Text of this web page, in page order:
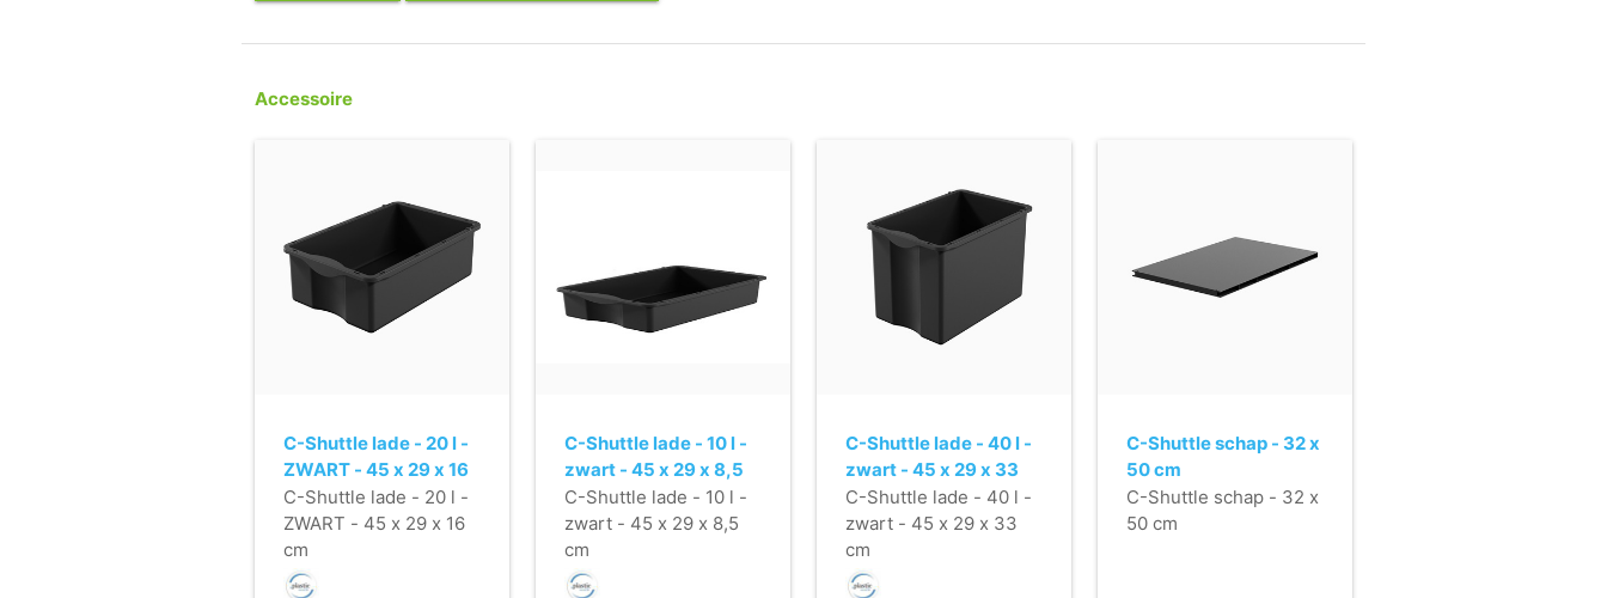
Accessoire
C-Shuttle lade - 20 l -
ZWART - 45 x 29 x 16
cm
C-Shuttle lade - 20 l -
ZWART - 45 x 29 x 16
cm
C-Shuttle lade - 10 l -
zwart - 45 x 29 x 8,5
cm
C-Shuttle lade - 10 l -
zwart - 45 x 29 x 8,5
cm
C-Shuttle lade - 40 l -
zwart - 45 x 29 x 33
cm
C-Shuttle lade - 40 l -
zwart - 45 x 29 x 33
cm
C-Shuttle schap - 32 x
50 cm
C-Shuttle schap - 32 x
50 cm